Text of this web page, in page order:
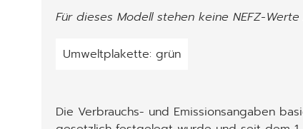
Für dieses Modell stehen keine NEFZ-
Umweltplakette: grün
Die Verbrauchs- und Emissionsangaben